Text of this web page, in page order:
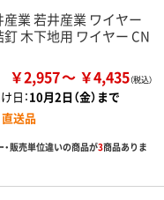
産業 若井産業 ワイヤー
釘 木下地用 ワイヤー CN
￥2,957 ￥4,435
日：10月2日（金）まで
直送品
・販売単位違いの商品が3商品ありま